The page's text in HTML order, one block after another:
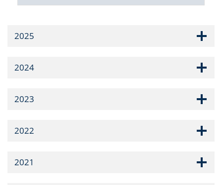
2025
2024
2023
2022
2021